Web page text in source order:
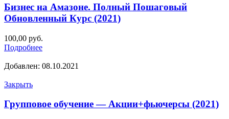
Бизнес на Амазоне. Полный Пошаговый
Обновленный Курс (2021)
100,00 руб.
Подробнее
Добавлен: 08.10.2021
Закрыть
Групповое обучение — Акции+фьючерсы (2021)